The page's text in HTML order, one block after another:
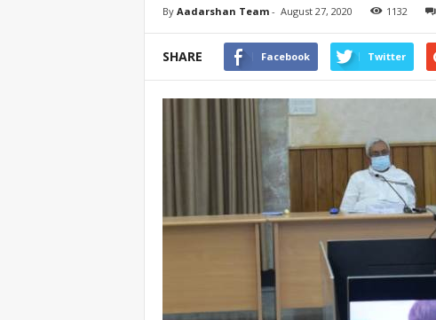
By Aadarshan Team- August 27, 2020 1132
SHARE Facebook Twitter